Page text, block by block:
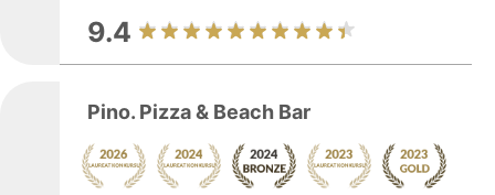
9.4
Pino. Pizza & Beach Bar